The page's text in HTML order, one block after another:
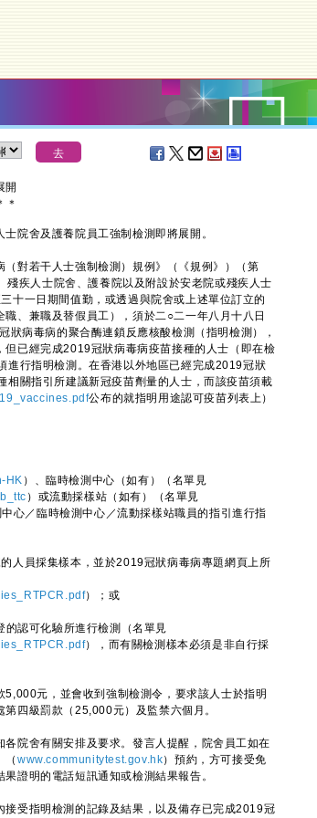
開
＊
院舍及護養院員工強制檢測即將展開。
對若干人士強制檢測）規例》（《規例》）（第
疾人士院舍、護養院以及附設於安老院或殘疾人士
十一日期間值勤，或透過與院舍或上述單位訂立的
、兼職及替假員工），須於二○二一年八月十八日
病毒病的聚合酶連鎖反應核酸檢測（指明檢測），
已經完成2019冠狀病毒病疫苗接種的人士（即在檢
進行指明檢測。在香港以外地區已經完成2019冠狀
關指引所建議新冠疫苗劑量的人士，而該疫苗須載
公布的就指明用途認可疫苗列表上）
HK ）、臨時檢測中心（如有）（名單見
）或流動採樣站（如有）（名單見
中心／臨時檢測中心／流動採樣站職員的指引進行指
人員採集樣本，並於2019冠狀病毒病專題網頁上所
）；或
的認可化驗所進行檢測（名單見
），而有關檢測樣本必須是非自行採
元，並會收到強制檢測令，要求該人士於指明
四級罰款（25,000元）及監禁六個月。
院舍有關安排及要求。發言人提醒，院舍員工如在
（ www.communitytest.gov.hk）預約，方可接受免
證明的電話短訊通知或檢測結果報告。
受指明檢測的記錄及結果，以及備存已完成2019冠